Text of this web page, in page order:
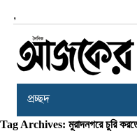
,
প্রচ্ছদ
Tag Archives: মুরাদনগরে চুরি করতে